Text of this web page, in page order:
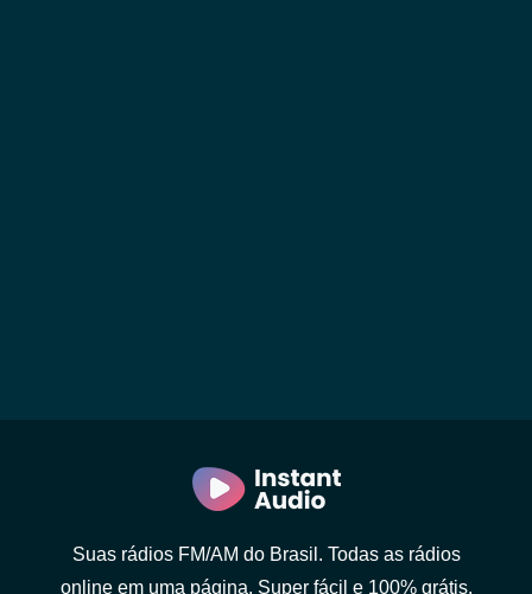
Suas rádios FM/AM do Brasil. Todas as rádios
online em uma página. Super fácil e 100% grátis.